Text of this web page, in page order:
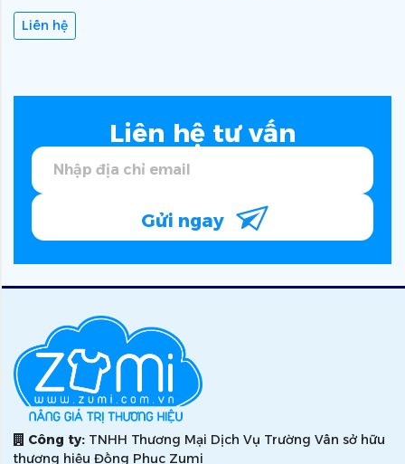
Liên hệ
Liên hệ tư vấn
Gửi ngay
Công ty: TNHH Thương Mại Dịch Vụ Trường Vân sở hữu
thương hiệu Đồng Phục Zumi